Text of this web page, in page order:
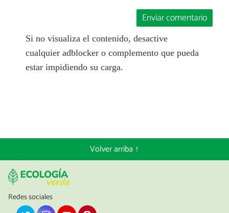
Enviar comentario
Si no visualiza el contenido, desactive
cualquier adblocker o complemento que pueda
estar impidiendo su carga.
Volver arriba ↑
Redes sociales